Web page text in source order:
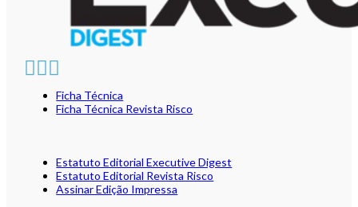
Ficha Técnica
Ficha Técnica Revista Risco
Estatuto Editorial Executive Digest
Estatuto Editorial Revista Risco
Assinar Edição Impressa